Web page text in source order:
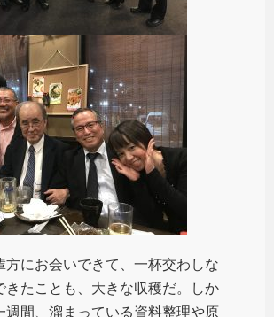
方にお会いできて、一杯交わしな
きたことも、大きな収穫だ。しか
週間、溜まっている資料整理や原